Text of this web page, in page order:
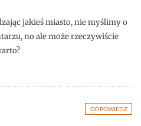
jakieś miasto, nie myślimy o
no ale może rzeczywiście
ODPOWIEDZ